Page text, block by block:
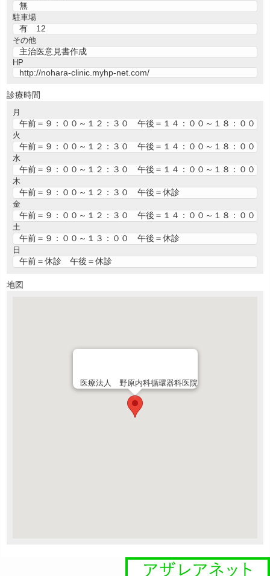
無
駐車場
有 12
その他
主治医意見書作成
HP
http://nohara-clinic.myhp-net.com/
診療時間
月
午前＝９：００～１２：３０ 午後＝１４：００～１８：００
火
午前＝９：００～１２：３０ 午後＝１４：００～１８：００
水
午前＝９：００～１２：３０ 午後＝１４：００～１８：００
木
午前＝９：００～１２：３０ 午後＝休診
金
午前＝９：００～１２：３０ 午後＝１４：００～１８：００
土
午前＝９：００～１３：００ 午後＝休診
日
午前＝休診 午後＝休診
地図
医療法人 野原内科循環器科医院